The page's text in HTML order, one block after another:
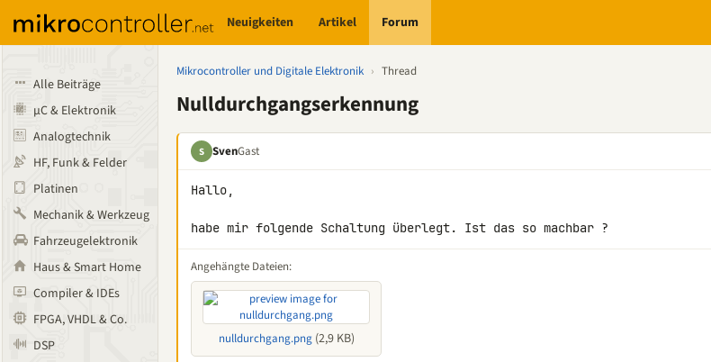
Neuigkeiten Artikel Forum
Alle Beiträge
µC & Elektronik
Analogtechnik
HF, Funk & Felder
Platinen
Mechanik & Werkzeug
Fahrzeugelektronik
Haus & Smart Home
Compiler & IDEs
FPGA, VHDL & Co.
DSP
Mikrocontroller und Digitale Elektronik › Thread
Nulldurchgangserkennung
S SvenGast
Hallo,
habe mir folgende Schaltung überlegt. Ist das so machbar ?
Angehängte Dateien:
nulldurchgang.png(2,9 KB)